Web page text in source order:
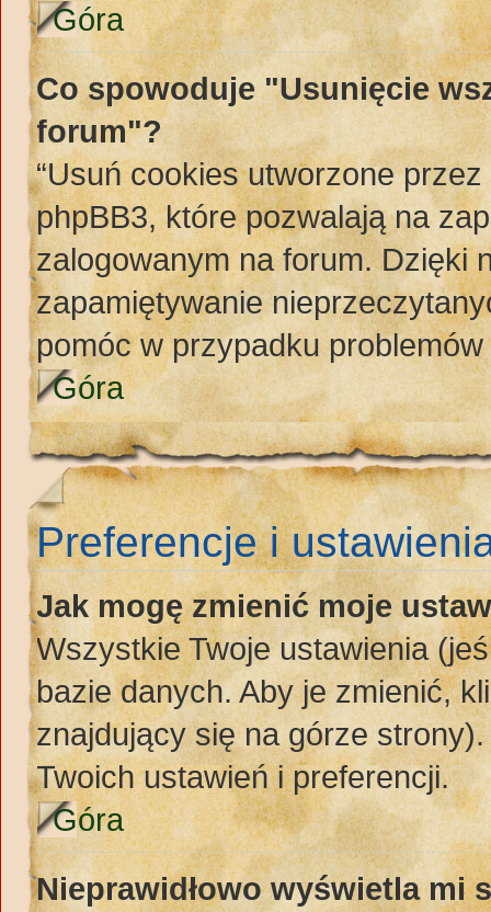
Góra
Co spowoduje "Usunięcie
forum"?
“Usuń cookies utworzone
phpBB3, które pozwalają na
zalogowanym na forum. Dzięki
zapamiętywanie
pomóc w przypadku
Góra
Preferencje i
Jak mogę zmienić moje
Wszystkie Twoje ustawienia
bazie danych. Aby je zmienić,
znajdujący się na górze
Twoich ustawień i preferencji.
Góra
Nieprawidłowo wyświetla mi